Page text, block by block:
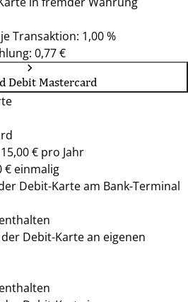
Transaktion: 1,00 %
0,77 €
Debit Mastercard
€ pro Jahr
€ einmalig
Debit-Karte am Bank-Terminal
Debit-Karte an eigenen